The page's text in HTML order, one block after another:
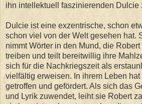
ihn intellektuell faszinierenden Dulcie
Dulcie ist eine exzentrische, schon
schon viel von der Welt gesehen hat.
nimmt Wörter in den Mund, die
treiben und teilt bereitwillig ihre
sich für die Nachkriegszeit als
vielfältig erweisen. In ihrem Leben
getroffen und gefördert. Als sich das
und Lyrik zuwendet, leiht sie Robert